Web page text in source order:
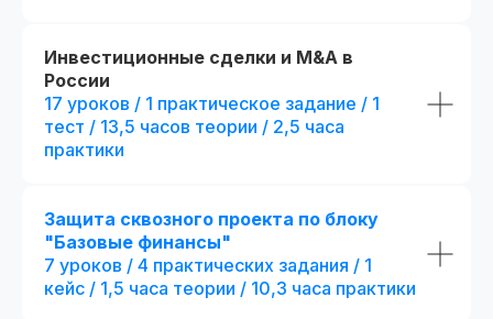
Инвестиционные сделки и M&A в
России
17 уроков / 1 практическое задание / 1
тест / 13,5 часов теории / 2,5 часа
практики
Защита сквозного проекта по блоку
"Базовые финансы"
7 уроков / 4 практических задания / 1
кейс / 1,5 часа теории / 10,3 часа практики
вашей квалификации, что
профессионального развития
При дополнительной
регистрации
Являемся официальными
администраторами экзамена СФА
и даем 20% скидку на регистрацию